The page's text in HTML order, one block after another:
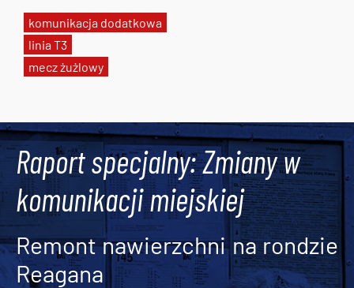
komunikacja dodatkowa
linia T3
mecz żużlowy
Raport specjalny: Zmiany w
komunikacji miejskiej
Remont nawierzchni na rondzie
Reagana